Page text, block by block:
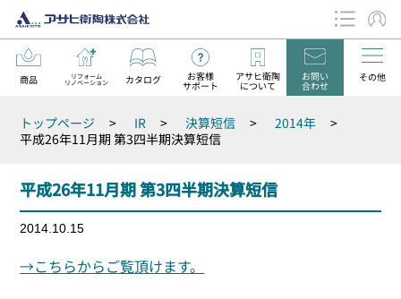
商品 リフォーム
リノベーション カタログ お客様
サポート
アサヒ衛陶
について
お問い
合わせ
その他
データダウンロード
トップページ > IR > 決算短信 > 2014年
>
平成26年11月期 第3四半期決算短信
平成26年11月期 第3四半期決算短信
2014.10.15
→こちらからご覧頂けます。